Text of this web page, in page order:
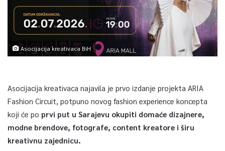
Asocijacija kreativaca BiH
Asocijacija kreativaca najavila je prvo izdanje projekta ARIA
Fashion Circuit, potpuno novog fashion experience koncepta
koji će po prvi put u Sarajevu okupiti domaće dizajnere,
modne brendove, fotografe, content kreatore i širu
kreativnu zajednicu.